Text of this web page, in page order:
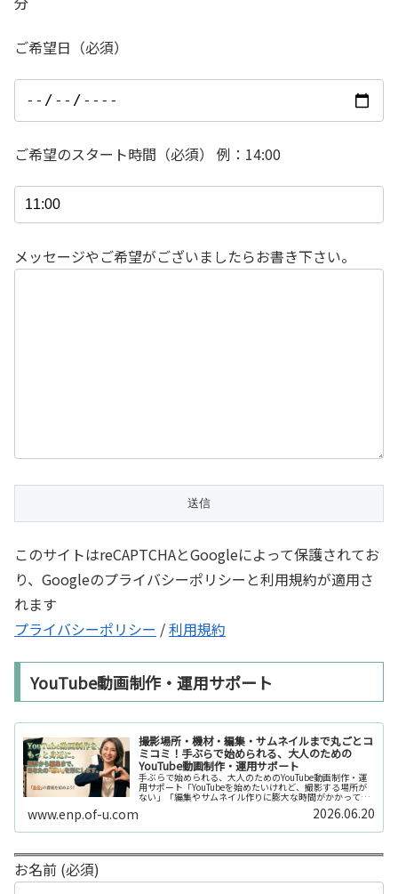
ご希望日（必須）
ご希望のスタート時間（必須） 例：14:00
メッセージやご希望がございましたらお書き下さい。
このサイトはreCAPTCHAとGoogleによって保護されてお
り、Googleのプライバシーポリシーと利用規約が適用さ
れます
プライバシーポリシー /利用規約
YouTube動画制作・運用サポート
撮影場所・機材・編集・サムネイルまで丸ごとコ
ミコミ！手ぶらで始められる、大人のための
YouTube動画制作・運用サポート
手ぶらで始められる、大人のためのYouTube動画制作・運
用サポート「YouTubeを始めたいけれど、撮影する場所が
ない」「編集やサムネイル作りに膨大な時間がかかって長
続きしない」「機材を揃えるだけで何万円もかかってしま
www.enp.of-u.com 2026.06.20
お名前 (必須)